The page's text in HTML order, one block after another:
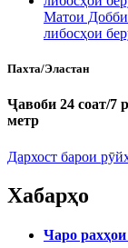
Матои
либосҳои
Пахта/Эластан
Ҷавоби 24 соат/7
метр
Дархост барои
Хабарҳо
Чаро